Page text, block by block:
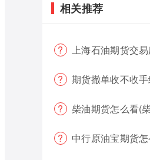
相关推荐
上海石油期货交
期货撤单收不收
柴油期货怎么看(
中行原油宝期货